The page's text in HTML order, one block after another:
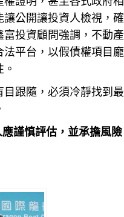
公開讓投資人檢視，確
投資顧問強調，不動產
平台，以假債權項目龐
跟隨，必須冷靜找到最
謹慎評估，並承擔風險